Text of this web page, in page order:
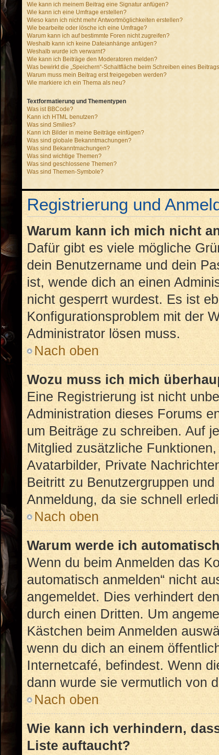
Wie kann ich meinem Beitrag eine Signatur anfügen?
Wie kann ich eine Umfrage erstellen?
Wieso kann ich nicht mehr Antwortmöglichkeiten erstellen?
Wie bearbeite oder lösche ich eine Umfrage?
Warum kann ich auf bestimmte Foren nicht zugreifen?
Weshalb kann ich keine Dateianhänge anfügen?
Weshalb wurde ich verwarnt?
Wie kann ich Beiträge den Moderatoren melden?
Was bewirkt die „Speichern“-Schaltfläche beim Schreiben eines
Warum muss mein Beitrag erst freigegeben werden?
Wie markiere ich ein Thema als neu?
Textformatierung und Thementypen
Was ist BBCode?
Kann ich HTML benutzen?
Was sind Smilies?
Kann ich Bilder in meine Beiträge einfügen?
Was sind globale Bekanntmachungen?
Was sind Bekanntmachungen?
Was sind wichtige Themen?
Was sind geschlossene Themen?
Was sind Themen-Symbole?
Registrierung und
Warum kann ich mich nicht
Dafür gibt es viele mögliche
dein Benutzername und dein
ist, wende dich an einen
nicht gesperrt wurdest. Es ist
Konfigurationsproblem mit der
Administrator lösen muss.
Nach oben
Wozu muss ich mich
Eine Registrierung ist nicht
Administration dieses Forums
um Beiträge zu schreiben. Auf
Mitglied zusätzliche
Avatarbilder, Private
Beitritt zu Benutzergruppen
Anmeldung, da sie schnell
Nach oben
Warum werde ich
Wenn du beim Anmelden das
automatisch anmelden“ nicht
angemeldet. Dies verhindert
durch einen Dritten. Um
Kästchen beim Anmelden
wenn du dich an einem
Internetcafé, befindest. Wenn
dann wurde sie vermutlich von
Nach oben
Wie kann ich verhindern,
Liste auftaucht?